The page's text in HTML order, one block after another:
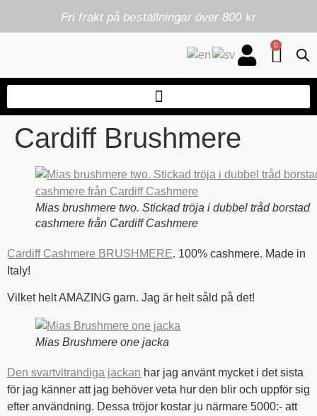
Fri frakt på beställningar över 800 kr
0
Cardiff Brushmere
Mias brushmere two. Stickad tröja i dubbel tråd borstad
cashmere från Cardiff Cashmere
Cardiff Cashmere BRUSHMERE. 100% cashmere. Made in
Italy!
Vilket helt AMAZING garn. Jag är helt såld på det!
Mias Brushmere one jacka
Den svartvitrandiga jackan har jag använt mycket i det sista
för jag känner att jag behöver veta hur den blir och uppför sig
efter användning. Dessa tröjor kostar ju närmare 5000:- att